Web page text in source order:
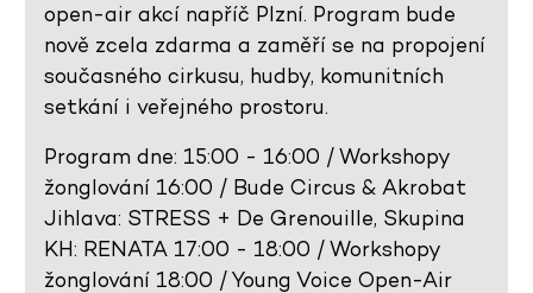
open-air akcí napříč Plzní. Program bude
nově zcela zdarma a zaměří se na propojení
současného cirkusu, hudby, komunitních
setkání i veřejného prostoru.
Program dne: 15:00 - 16:00 / Workshopy
žonglování 16:00 / Bude Circus & Akrobat
Jihlava: STRESS + De Grenouille, Skupina
KH: RENATA 17:00 - 18:00 / Workshopy
žonglování 18:00 / Young Voice Open-Air